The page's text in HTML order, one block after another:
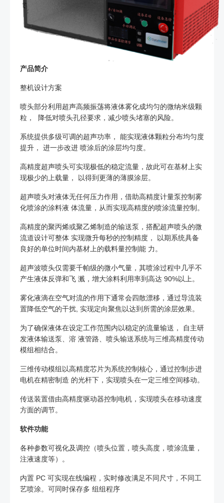
产品简介
整机设计方案
喷头部分利用超声高频振荡将液体雾化成均匀的微纳米级颗
粒， 降低对喷头孔径要求，减少喷头堵塞的风险。
系统提供多级可调的超声功率， 能实现液体颗粒分布均匀度
提升， 进一步改进 喷涂后的涂层均匀度。
高精度超声喷头可实现极低的稳定流量，故此可在基材上实
现极少的上载量， 以得到更薄的薄膜涂层。
超声喷头对液体无任何压力作用，借助高精度计量泵控制雾
化喷涂的涂料液 体流量，从而实现高精度的喷涂流量控制。
高精度的聚丙烯或聚乙烯制造的输送泵，搭配超声喷头的微
流道设计可整体 实现微升每秒的控制精度， 以期系统具备
良好的单位时间内基材上的载料量控制能 力。
超声波喷头仅需要千帕级的微小气量，其喷涂过程中几乎不
产生液体反弹和飞 溅，增大涂料利用率到高达 90%以上。
雾化液滴在空气对流的作用下通常会四散漂移，通过导流装
置降低空气的干扰, 实现定向聚焦以达到所需的涂层效果。
为了确保液体在设定工作范围内以稳定的流量输送， 自主研
发液体输送泵、溶 液管路、喷头输送系统与三维高精度传动
模组相结合。
三维传动模组以高精度芯片为系统控制核心，通过控制步进
电机在精密制造 的光杆下，实现喷头在一定三维空间移动。
传送装置借由高精度驱动器控制电机，实现喷头在移动速度
方面的调节。
软件功能
各种参数可视化及调控（喷头位置，喷头高度，喷涂流量，
注液速度等）。
内置 PC 可实现在线编程，实时修改满足不同尺寸，不同工
艺喷涂。可同时保存多 组组程序